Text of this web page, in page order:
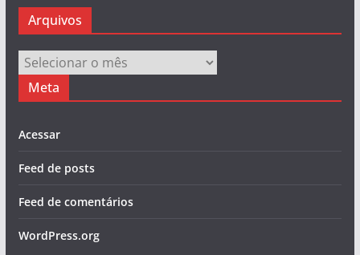
Arquivos
Arquivos
Meta
Acessar
Feed de posts
Feed de comentários
WordPress.org